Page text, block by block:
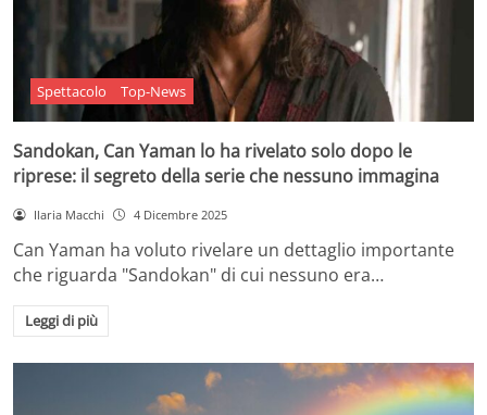
Spettacolo Top-News
Sandokan, Can Yaman lo ha rivelato solo dopo le
riprese: il segreto della serie che nessuno immagina
Ilaria Macchi 4 Dicembre 2025
Can Yaman ha voluto rivelare un dettaglio importante
che riguarda "Sandokan" di cui nessuno era…
Leggi di più